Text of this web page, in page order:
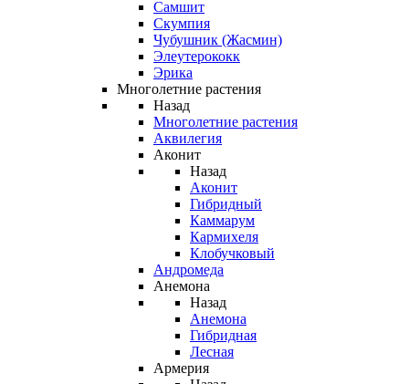
Самшит
Скумпия
Чубушник (Жасмин)
Элеутерококк
Эрика
Многолетние растения
Назад
Многолетние растения
Аквилегия
Аконит
Назад
Аконит
Гибридный
Каммарум
Кармихеля
Клобучковый
Андромеда
Анемона
Назад
Анемона
Гибридная
Лесная
Армерия